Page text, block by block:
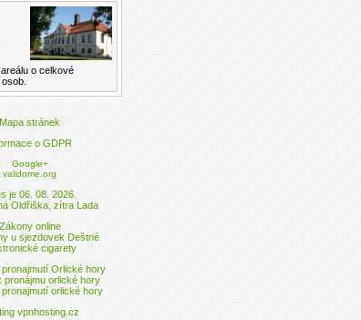
o celkové
Mapa stránek
o GDPR
Google+
validome.org
je 06. 08. 2026.
Oldřiška, zítra Lada
online
u sjezdovek Deštné
cigarety
Orlické hory
pronájmu orlické hory
orlické hory
vpnhosting.cz